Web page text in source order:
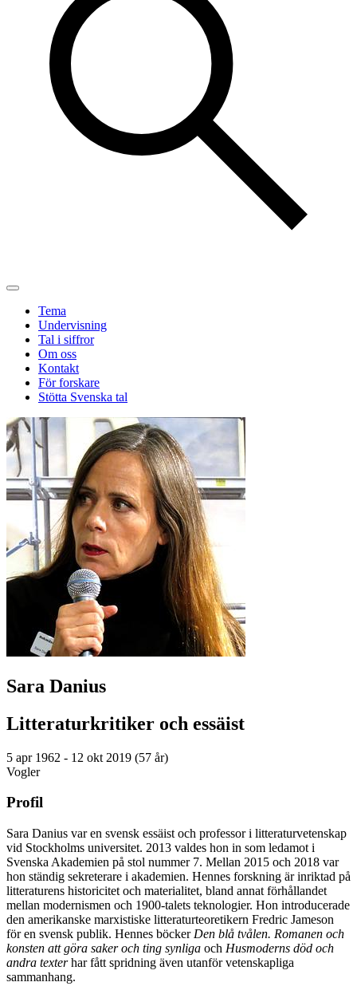
Tema
Undervisning
Tal i siffror
Om oss
Kontakt
För forskare
Stötta Svenska tal
Sara Danius
Litteraturkritiker och essäist
5 apr 1962 - 12 okt 2019 (57 år)
Vogler
Profil
Sara Danius var en svensk essäist och professor i litteraturvetenskap
vid Stockholms universitet. 2013 valdes hon in som ledamot i
Svenska Akademien på stol nummer 7. Mellan 2015 och 2018 var
hon ständig sekreterare i akademien. Hennes forskning är inriktad på
litteraturens historicitet och materialitet, bland annat förhållandet
mellan modernismen och 1900-talets teknologier. Hon introducerade
den amerikanske marxistiske litteraturteoretikern Fredric Jameson
för en svensk publik. Hennes böcker Den blå tvålen. Romanen och
konsten att göra saker och ting synliga och Husmoderns död och
andra texterhar fått spridning även utanför vetenskapliga
sammanhang.